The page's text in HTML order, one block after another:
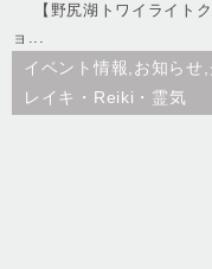
【野尻湖トワイライトク
ョ...
イベント情報,お知らせ
レイキ・Reiki・霊気